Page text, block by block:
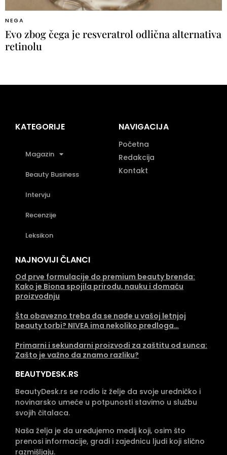
NEGA
Evo zbog čega je resveratrol odlična alternativa
retinolu
KATEGORIJE
Magazin
Beauty Business
Intervju
Recenzije
Leksikon
NAVIGACIJA
Početna
Redakcija
Kontakt
NAJNOVIJI ČLANCI
Od prve formulacije do premium beauty brenda:
Kako je Biona spojila prirodu, nauku i domaću
proizvodnju
Šta obavezno treba da se nađe u vašoj letnjoj
beauty torbi? NIVEA ima nekoliko predloga…
Primarni i sekundarni proizvodi za zaštitu od sunca:
Zašto je važno da znamo razliku?
BEAUTYDESK.RS
BeautyDesk.rs se rodio iz želje da svoje uredničko i
novinarsko umeće u potpunosti stavimo u službu
svojih čitalaca.
Naša želja je da uređujemo medij koji, osim što
prenosi informacije, gradi i zajednicu ljudi koji slično
razmišljaju.